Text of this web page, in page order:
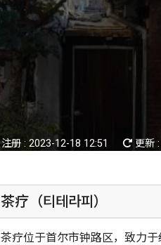
注册 : 2023-12-18 12:51 更新 :
茶疗（티테라피）
茶疗位于首尔市钟路区，致力